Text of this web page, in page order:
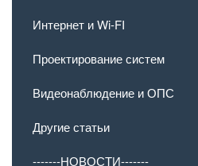
Интернет и Wi-FI
Проектирование систем
Видеонаблюдение и ОПС
Другие статьи
-------НОВОСТИ-------